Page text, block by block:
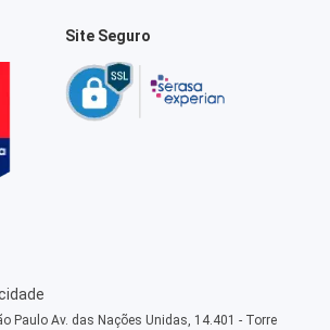
Site Seguro
Paulo Av. das Nações Unidas, 14.401 - Torre